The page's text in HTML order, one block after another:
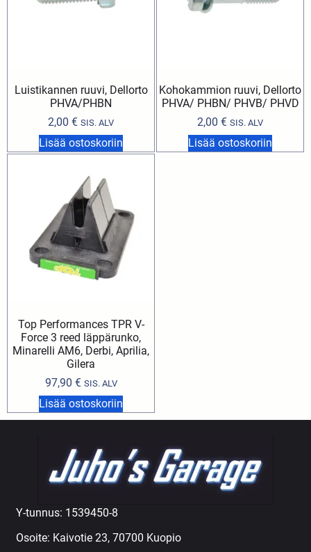
Luistikannen ruuvi, Dellorto
PHVA/PHBN
2,00 € SIS. ALV
Lisää ostoskoriin
Kohokammion ruuvi, Dellorto
PHVA/ PHBN/ PHVB/ PHVD
2,00 € SIS. ALV
Lisää ostoskoriin
Top Performances TPR V-
Force 3 reed läppärunko,
Minarelli AM6, Derbi, Aprilia,
Gilera
97,90 € SIS. ALV
Lisää ostoskoriin
Y-tunnus: 1539450-8
Osoite: Kaivotie 23, 70700 Kuopio